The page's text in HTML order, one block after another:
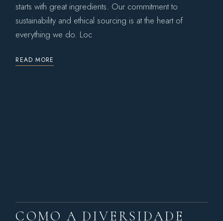
starts with great ingredients. Our commitment to
sustainability and ethical sourcing is at the heart of
everything we do. Loc
READ MORE
COMO A DIVERSIDADE